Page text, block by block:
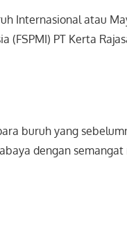
Internasional atau
(FSPMI) PT Kerta
buruh yang
dengan